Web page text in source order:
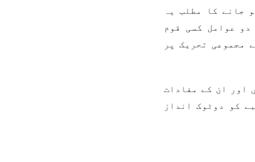
جانے کا مطلب یہ
عوامل کسی قوم
مجموعی تحریک پر
اور ان کے مفادات
کو دوٹوک انداز